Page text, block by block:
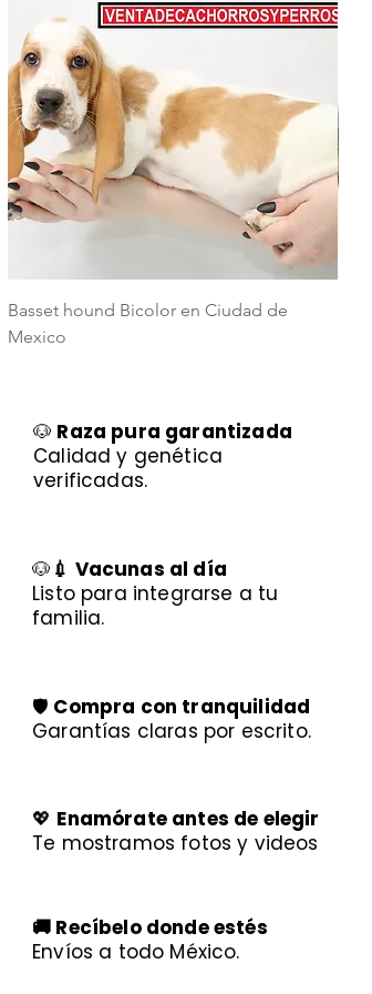
Basset hound Bicolor en Ciudad de
Mexico
🐶 Raza pura garantizada
Calidad y genética
verificadas.
🐶 💉 Vacunas al día
Listo para integrarse a tu
familia.
🛡️ Compra con tranquilidad
Garantías claras por escrito.
💖 Enamórate antes de elegir
Te mostramos fotos y videos
🚚 Recíbelo donde estés
Envíos a todo México.